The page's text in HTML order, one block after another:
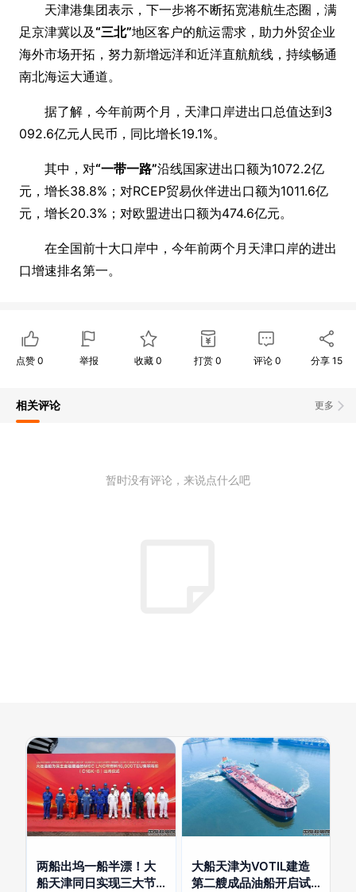
天津港集团表示，下一步将不断拓宽港航生态圈，满
足京津冀以及“三北”地区客户的航运需求，助力外贸企业
海外市场开拓，努力新增远洋和近洋直航航线，持续畅通
南北海运大通道。
据了解，今年前两个月，天津口岸进出口总值达到3
092.6亿元人民币，同比增长19.1%。
其中，对“一带一路”沿线国家进出口额为1072.2亿
元，增长38.8%；对RCEP贸易伙伴进出口额为1011.6亿
元，增长20.3%；对欧盟进出口额为474.6亿元。
在全国前十大口岸中，今年前两个月天津口岸的进出
口增速排名第一。
点赞 0 举报 收藏0 打赏 0 评论 0 分享 15
更多
相关评论
暂时没有评论，来说点什么吧
两船出坞一船半漂！大
船天津同日实现三大节
大船天津为VOTIL建造
第二艘成品油船开启试